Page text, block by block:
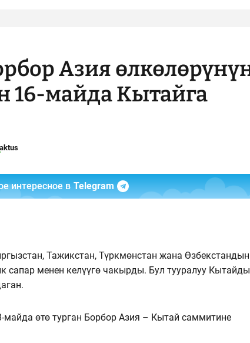
Азия
16-майда Кытайга
интересное в Telegram
Тажикстан, Түркмөнстан жана Өзбекстандын
сапар менен келүүгө чакырды. Бул тууралуу
өтө турган Борбор Азия – Кытай саммитине